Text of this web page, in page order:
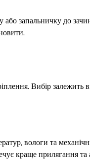
або запальничку до
Вибір залежить
вологи та
краще прилягання та